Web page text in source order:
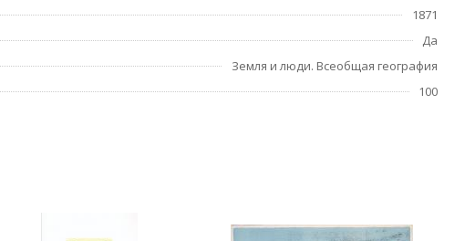
1871
Да
Земля и люди. Всеобщая география
100